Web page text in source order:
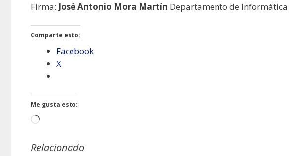
Firma: José Antonio Mora Martín Departamento de
Comparte esto:
Facebook
X
Me gusta esto:
Cargando...
Relacionado